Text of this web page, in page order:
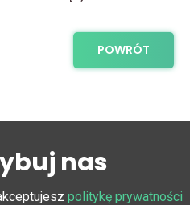
POWRÓT
nas
politykę prywatności